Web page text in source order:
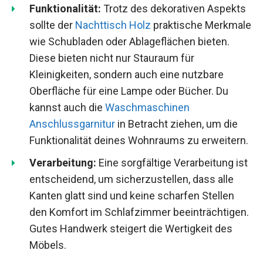
Funktionalität: Trotz des dekorativen Aspekts
sollte der Nachttisch Holz praktische Merkmale
wie Schubladen oder Ablageflächen bieten.
Diese bieten nicht nur Stauraum für
Kleinigkeiten, sondern auch eine nutzbare
Oberfläche für eine Lampe oder Bücher. Du
kannst auch die Waschmaschinen
Anschlussgarnitur in Betracht ziehen, um die
Funktionalität deines Wohnraums zu erweitern.
Verarbeitung: Eine sorgfältige Verarbeitung ist
entscheidend, um sicherzustellen, dass alle
Kanten glatt sind und keine scharfen Stellen
den Komfort im Schlafzimmer beeinträchtigen.
Gutes Handwerk steigert die Wertigkeit des
Möbels.